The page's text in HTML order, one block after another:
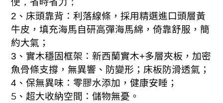
2、床頭靠背：利落線條，採用精選進口頭層黃
牛皮，填充海馬自研高彈海馬綿，倚靠舒服，簡
約大氣；
3、實木穩固框架：新西蘭實木+多層夾板，加密
魚骨條支撐，無異響、防變形；床板防滑透氣；
4、保無異味： 零膠水添加，健康安睡；
5、超大收納空間：儲物無憂。